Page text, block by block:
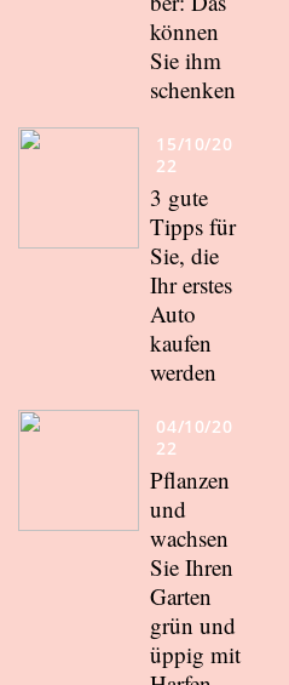
können
Sie ihm
schenken
15/10/20
22
3 gute
Tipps für
Sie, die
Ihr erstes
Auto
kaufen
werden
04/10/20
22
Pflanzen
und
wachsen
Sie Ihren
Garten
grün und
üppig mit